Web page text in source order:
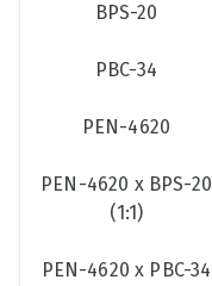
BPS-20
PBC-34
PEN-4620
PEN-4620 x BPS-20
(1:1)
PEN-4620 x PBC-34